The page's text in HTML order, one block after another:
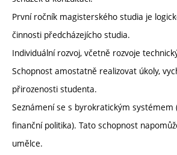
První ročník magisterského studia je
činnosti předcházejícho studia.
Individuální rozvoj, včetně rozvoje
Schopnost amostatně realizovat úkoly,
přirozenosti studenta.
Seznámení se s byrokratickým systémem
finanční politika). Tato schopnost
umělce.